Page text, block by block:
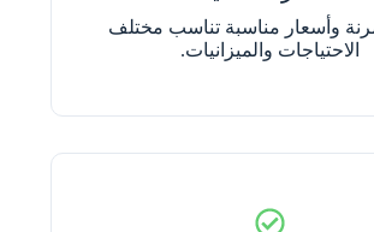
وأسعار مناسبة تناسب مختلف
الاحتياجات والميزانيات.